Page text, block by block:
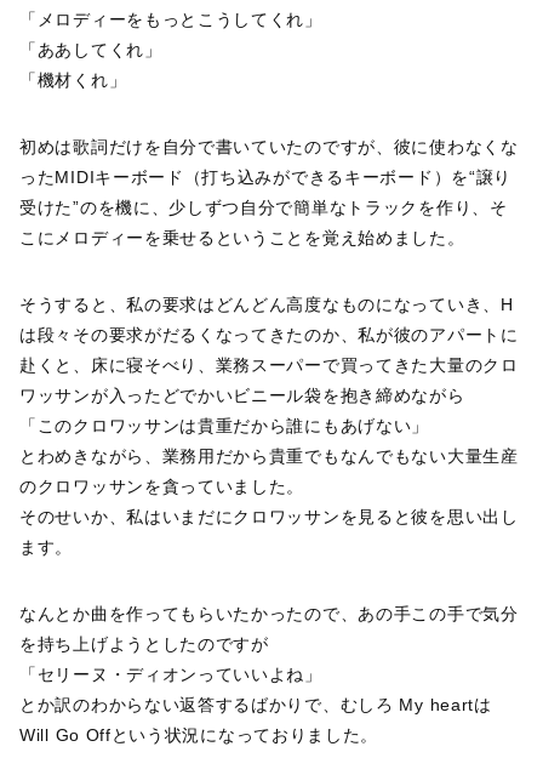
「メロディーをもっとこうしてくれ」
「ああしてくれ」
「機材くれ」
初めは歌詞だけを自分で書いていたのですが、彼に使わなくな
ったMIDIキーボード（打ち込みができるキーボード）を“譲り
受けた”のを機に、少しずつ自分で簡単なトラックを作り、そ
こにメロディーを乗せるということを覚え始めました。
そうすると、私の要求はどんどん高度なものになっていき、H
は段々その要求がだるくなってきたのか、私が彼のアパートに
赴くと、床に寝そべり、業務スーパーで買ってきた大量のクロ
ワッサンが入ったどでかいビニール袋を抱き締めながら
「このクロワッサンは貴重だから誰にもあげない」
とわめきながら、業務用だから貴重でもなんでもない大量生産
のクロワッサンを貪っていました。
そのせいか、私はいまだにクロワッサンを見ると彼を思い出し
ます。
なんとか曲を作ってもらいたかったので、あの手この手で気分
を持ち上げようとしたのですが
「セリーヌ・ディオンっていいよね」
とか訳のわからない返答するばかりで、むしろ My heartは
Will Go Offという状況になっておりました。